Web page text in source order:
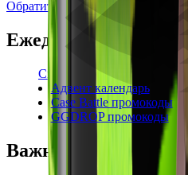
Обратится за помощью
Ежедневные бонусы
Свежие промокоды
Адвент календарь
Case Battle промокоды
GGDROP промокоды
Важная информация